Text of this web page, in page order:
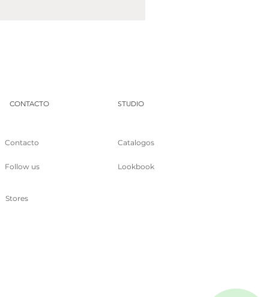
CONTACTO
Contacto
Follow us
Stores
STUDIO
Catalogos
Lookbook